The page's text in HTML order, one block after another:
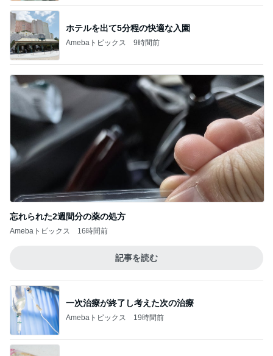
ホテルを出て5分程の快適な入園
Amebaトピックス 9時間前
忘れられた2週間分の薬の処方
Amebaトピックス 16時間前
記事を読む
一次治療が終了し考えた次の治療
Amebaトピックス 19時間前